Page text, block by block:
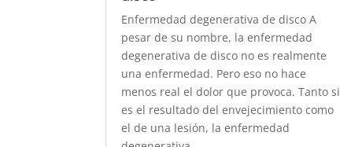
Enfermedad degenerativa de disco A
pesar de su nombre, la enfermedad
degenerativa de disco no es realmente
una enfermedad. Pero eso no hace
menos real el dolor que provoca. Tanto si
es el resultado del envejecimiento como
el de una lesión, la enfermedad